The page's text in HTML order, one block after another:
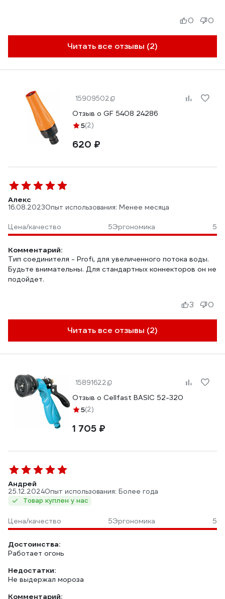
Читать все отзывы (2)
0 0
15909502
Отзыв о GF 5408 24286
5(2)
620 ₽
Алекс
16.08.2023Опыт использования: Менее месяца
Цена/качество 5Эргономика 5
Комментарий:
Тип соединителя - Profi, для увеличенного потока воды.
Будьте внимательны. Для стандартных коннекторов он не
подойдет.
Читать все отзывы (2)
3 0
15891622
Отзыв о Cellfast BASIC 52-320
5(2)
1 705 ₽
Андрей
25.12.2024Опыт использования: Более года
Товар куплен у нас
Цена/качество 5Эргономика 5
Достоинства:
Работает огонь
Недостатки:
Не выдержал мороза
Комментарий: